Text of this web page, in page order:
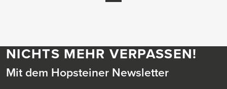
NICHTS MEHR VERPASSEN!
Mit dem Hopsteiner Newsletter